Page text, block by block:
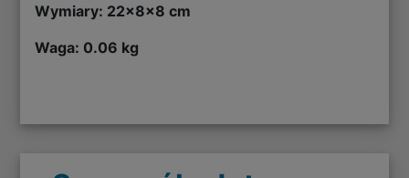
Wymiary: 22x8x8 cm
Waga: 0.06 kg